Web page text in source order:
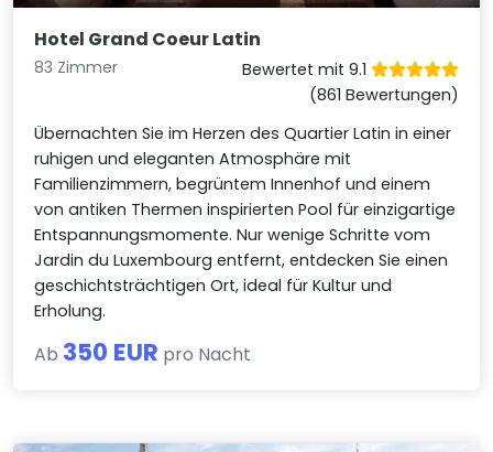
Hotel Grand Coeur Latin
83 Zimmer
Bewertet mit 9.1
(861 Bewertungen)
Übernachten Sie im Herzen des Quartier Latin in einer
ruhigen und eleganten Atmosphäre mit
Familienzimmern, begrüntem Innenhof und einem
von antiken Thermen inspirierten Pool für einzigartige
Entspannungsmomente. Nur wenige Schritte vom
Jardin du Luxembourg entfernt, entdecken Sie einen
geschichtsträchtigen Ort, ideal für Kultur und
Erholung.
Ab 350 EUR pro Nacht